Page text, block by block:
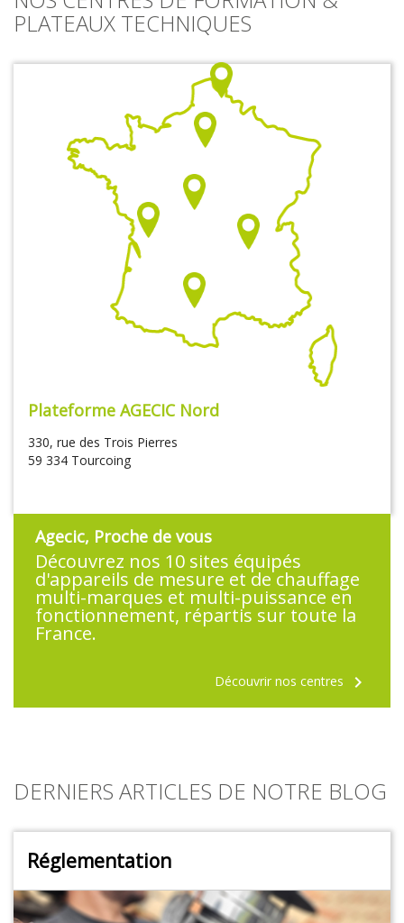
PLATEAUX TECHNIQUES
Plateforme AGECIC Nord
330, rue des Trois Pierres
59 334 Tourcoing
Agecic, Proche de vous
Découvrez nos 10 sites équipés
d'appareils de mesure et de chauffage
multi-marques et multi-puissance en
fonctionnement, répartis sur toute la
France.
Découvrir nos centres chevron_right
DERNIERS ARTICLES DE NOTRE BLOG
Réglementation